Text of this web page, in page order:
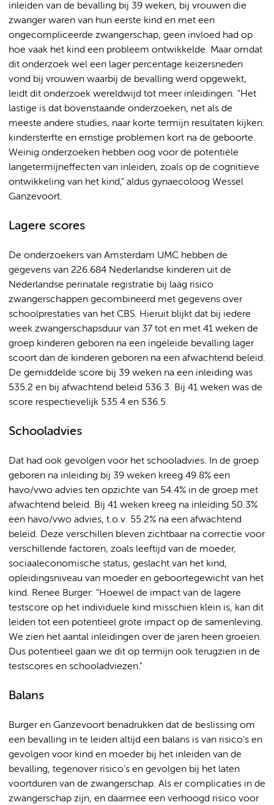
inleiden van de bevalling bij 39 weken, bij vrouwen die
zwanger waren van hun eerste kind en met een
ongecompliceerde zwangerschap, geen invloed had op
hoe vaak het kind een probleem ontwikkelde. Maar omdat
dit onderzoek wel een lager percentage keizersneden
vond bij vrouwen waarbij de bevalling werd opgewekt,
leidt dit onderzoek wereldwijd tot meer inleidingen. "Het
lastige is dat bovenstaande onderzoeken, net als de
meeste andere studies, naar korte termijn resultaten kijken:
kindersterfte en ernstige problemen kort na de geboorte.
Weinig onderzoeken hebben oog voor de potentiële
langetermijneffecten van inleiden, zoals op de cognitieve
ontwikkeling van het kind," aldus gynaecoloog Wessel
Ganzevoort.
Lagere scores
De onderzoekers van Amsterdam UMC hebben de
gegevens van 226.684 Nederlandse kinderen uit de
Nederlandse perinatale registratie bij laag risico
zwangerschappen gecombineerd met gegevens over
schoolprestaties van het CBS. Hieruit blijkt dat bij iedere
week zwangerschapsduur van 37 tot en met 41 weken de
groep kinderen geboren na een ingeleide bevalling lager
scoort dan de kinderen geboren na een afwachtend beleid.
De gemiddelde score bij 39 weken na een inleiding was
535.2 en bij afwachtend beleid 536.3. Bij 41 weken was de
score respectievelijk 535.4 en 536.5.
Schooladvies
Dat had ook gevolgen voor het schooladvies. In de groep
geboren na inleiding bij 39 weken kreeg 49.8% een
havo/vwo advies ten opzichte van 54.4% in de groep met
afwachtend beleid. Bij 41 weken kreeg na inleiding 50.3%
een havo/vwo advies, t.o.v. 55.2% na een afwachtend
beleid. Deze verschillen bleven zichtbaar na correctie voor
verschillende factoren, zoals leeftijd van de moeder,
sociaaleconomische status, geslacht van het kind,
opleidingsniveau van moeder en geboortegewicht van het
kind. Renee Burger: "Hoewel de impact van de lagere
testscore op het individuele kind misschien klein is, kan dit
leiden tot een potentieel grote impact op de samenleving.
We zien het aantal inleidingen over de jaren heen groeien.
Dus potentieel gaan we dit op termijn ook terugzien in de
testscores en schooladviezen."
Balans
Burger en Ganzevoort benadrukken dat de beslissing om
een bevalling in te leiden altijd een balans is van risico’s en
gevolgen voor kind en moeder bij het inleiden van de
bevalling, tegenover risico’s en gevolgen bij het laten
voortduren van de zwangerschap. Als er complicaties in de
zwangerschap zijn, en daarmee een verhoogd risico voor